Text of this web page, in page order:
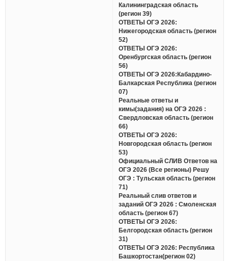
Калининградская область
(регион 39)
ОТВЕТЫ ОГЭ 2026:
Нижегородская область (регион
52)
ОТВЕТЫ ОГЭ 2026:
Оренбургская область (регион
56)
ОТВЕТЫ ОГЭ 2026:Кабардино-
Балкарская Республика (регион
07)
Реальные ответы и
кимы(задания) на ОГЭ 2026 :
Свердловская область (регион
66)
ОТВЕТЫ ОГЭ 2026:
Новгородская область (регион
53)
Официальный СЛИВ Ответов на
ОГЭ 2026 (Все регионы) Решу
ОГЭ : Тульская область (регион
71)
Реальный слив ответов и
заданий ОГЭ 2026 : Смоленская
область (регион 67)
ОТВЕТЫ ОГЭ 2026:
Белгородская область (регион
31)
ОТВЕТЫ ОГЭ 2026: Республика
Башкортостан(регион 02)